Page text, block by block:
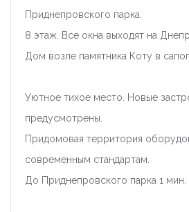
Приднепровского парка.
8 этаж. Все окна выходят на Днепр.
Дом возле памятника Коту в
Уютное тихое место. Новые
предусмотрены.
Придомовая территория
современным стандартам.
До Приднепровского парка 1 мин.